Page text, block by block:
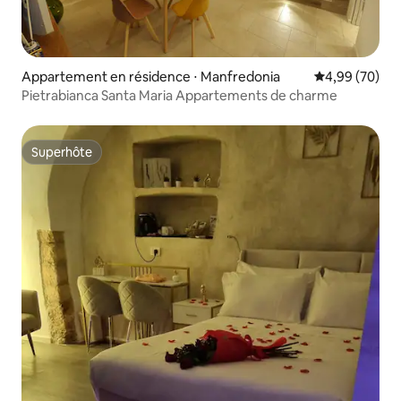
Appartement en résidence ⋅ Manfredonia Évaluation
4,99 (70)
Pietrabianca Santa Maria Appartements de charme
Superhôte
Superhôte